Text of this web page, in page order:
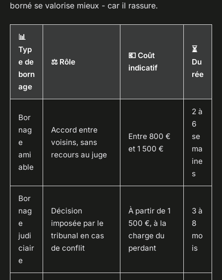
borné se valorise mieux - car il rassure.
📊
Typ
e de
born
age
⚖️ Rôle
💶 Coût
indicatif
⏳
Du
rée
Bor
nag
e
ami
able
Accord entre
voisins, sans
recours au juge
Entre 800 €
et 1 500 €
2 à
6
se
ma
ine
s
Bor
nag
e
judi
ciair
e
Décision
imposée par le
tribunal en cas
de conflit
À partir de 1
500 €, à la
charge du
perdant
3 à
8
mo
is